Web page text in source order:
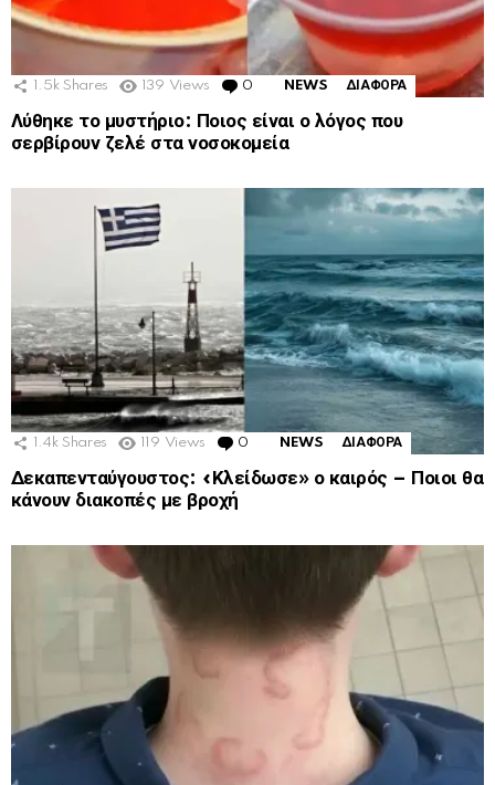
1.5k Shares 139 Views 0 Comments
NEWS ΔΙΑΦΟΡΑ
Λύθηκε το μυστήριο: Ποιος είναι ο λόγος που
σερβίρουν ζελέ στα νοσοκομεία
1.4k Shares 119 Views 0 Comments
NEWS ΔΙΑΦΟΡΑ
Δεκαπενταύγουστος: «Κλείδωσε» ο καιρός – Ποιοι θα
κάνουν διακοπές με βροχή